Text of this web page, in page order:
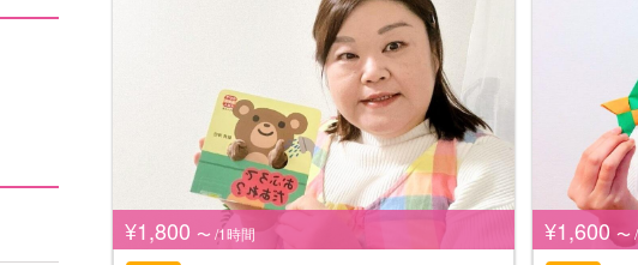
¥1,800 〜 /1時間 ¥1,600 〜